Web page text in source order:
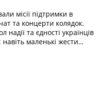
місії підтримки в
та концерти колядок.
надії та єдності українців
навіть маленькі жести…